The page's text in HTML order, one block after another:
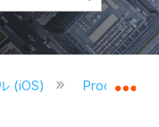
/折りたたむ
(iOS) Procore